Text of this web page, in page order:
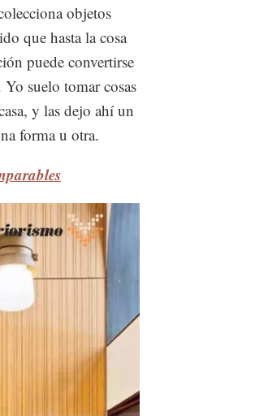
objetos
que hasta la cosa
puede convertirse
suelo tomar cosas
y las dejo ahí un
forma u otra.